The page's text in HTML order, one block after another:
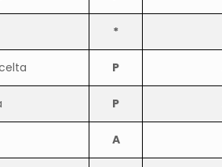
*
P
P
A